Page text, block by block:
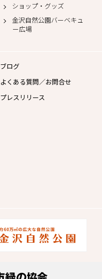
ショップ・グッズ
金沢自然公園バーベキュ
ー広場
ブログ
よくある質問／お問合せ
プレスリリース